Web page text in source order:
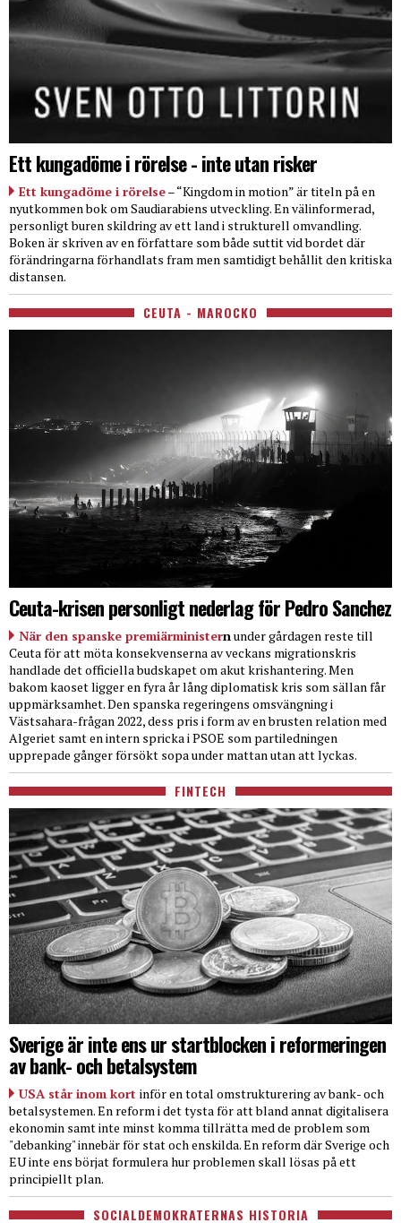
Ett kungadöme i rörelse - inte utan risker
Ett kungadöme i rörelse– “Kingdom in motion” är titeln på en
nyutkommen bok om Saudiarabiens utveckling. En välinformerad,
personligt buren skildring av ett land i strukturell omvandling.
Boken är skriven av en författare som både suttit vid bordet där
förändringarna förhandlats fram men samtidigt behållit den kritiska
distansen.
CEUTA - MAROCKO
Ceuta-krisen personligt nederlag för Pedro Sanchez
När den spanske premiärministernunder gårdagen reste till
Ceuta för att möta konsekvenserna av veckans migrationskris
handlade det officiella budskapet om akut krishantering. Men
bakom kaoset ligger en fyra år lång diplomatisk kris som sällan får
uppmärksamhet. Den spanska regeringens omsvängning i
Västsahara-frågan 2022, dess pris i form av en brusten relation med
Algeriet samt en intern spricka i PSOE som partiledningen
upprepade gånger försökt sopa under mattan utan att lyckas.
FINTECH
Sverige är inte ens ur startblocken i reformeringen
av bank- och betalsystem
USA står inom kort inför en total omstrukturering av bank- och
betalsystemen. En reform i det tysta för att bland annat digitalisera
ekonomin samt inte minst komma tillrätta med de problem som
"debanking" innebär för stat och enskilda. En reform där Sverige och
EU inte ens börjat formulera hur problemen skall lösas på ett
principiellt plan.
SOCIALDEMOKRATERNAS HISTORIA